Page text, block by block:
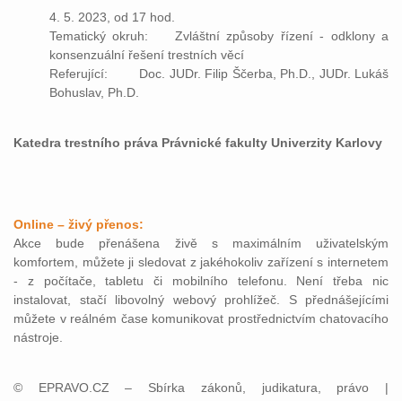
4. 5. 2023, od 17 hod.
Tematický okruh: Zvláštní způsoby řízení - odklony a
konsenzuální řešení trestních věcí
Referující: Doc. JUDr. Filip Ščerba, Ph.D., JUDr. Lukáš
Bohuslav, Ph.D.
Katedra trestního práva Právnické fakulty Univerzity Karlovy
Online – živý přenos:
Akce bude přenášena živě s maximálním uživatelským
komfortem, můžete ji sledovat z jakéhokoliv zařízení s internetem
- z počítače, tabletu či mobilního telefonu. Není třeba nic
instalovat, stačí libovolný webový prohlížeč. S přednášejícími
můžete v reálném čase komunikovat prostřednictvím chatovacího
nástroje.
© EPRAVO.CZ – Sbírka zákonů, judikatura, právo |